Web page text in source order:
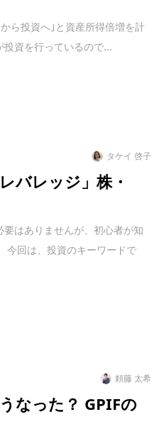
ら投資へ｣と資産所得倍増を計
資を行っているので...
タケイ 啓子
バレッジ」株・
はありませんが、初心者が知
今回は、投資のキーワードで
頼藤 太希
なった？ GPIFの